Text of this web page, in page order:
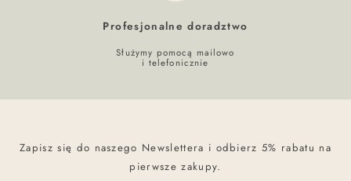
Profesjonalne doradztwo
Służymy pomocą mailowo
i telefonicznie
Zapisz się do naszego Newslettera i odbierz 5% rabatu na
pierwsze zakupy.